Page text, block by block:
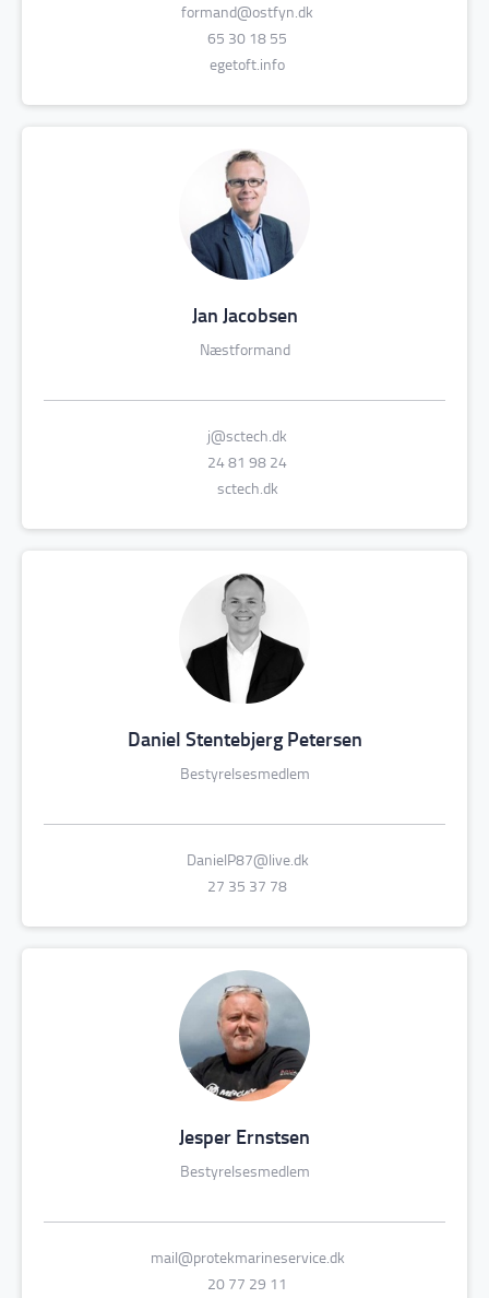
formand@ostfyn.dk
65 30 18 55
egetoft.info
Jan Jacobsen
Næstformand
j@sctech.dk
24 81 98 24
sctech.dk
Daniel Stentebjerg Petersen
Bestyrelsesmedlem
DanielP87@live.dk
27 35 37 78
Jesper Ernstsen
Bestyrelsesmedlem
mail@protekmarineservice.dk
20 77 29 11